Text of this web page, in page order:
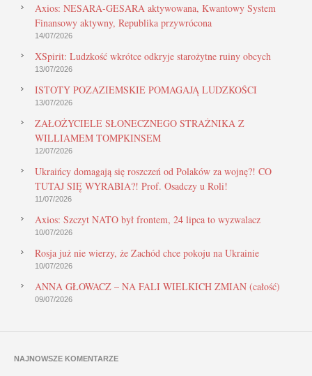
Axios: NESARA-GESARA aktywowana, Kwantowy System
Finansowy aktywny, Republika przywrócona
14/07/2026
XSpirit: Ludzkość wkrótce odkryje starożytne ruiny obcych
13/07/2026
ISTOTY POZAZIEMSKIE POMAGAJĄ LUDZKOŚCI
13/07/2026
ZAŁOŻYCIELE SŁONECZNEGO STRAŻNIKA Z
WILLIAMEM TOMPKINSEM
12/07/2026
Ukraińcy domagają się roszczeń od Polaków za wojnę?! CO
TUTAJ SIĘ WYRABIA?! Prof. Osadczy u Roli!
11/07/2026
Axios: Szczyt NATO był frontem, 24 lipca to wyzwalacz
10/07/2026
Rosja już nie wierzy, że Zachód chce pokoju na Ukrainie
10/07/2026
ANNA GŁOWACZ – NA FALI WIELKICH ZMIAN (całość)
09/07/2026
NAJNOWSZE KOMENTARZE